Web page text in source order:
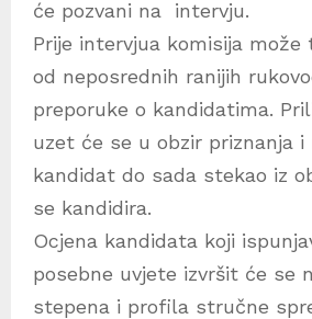
će pozvani na intervju.
Prije intervjua komisija
od neposrednih ranijih
preporuke o kandidatima.
uzet će se u obzir priznanja
kandidat do sada stekao iz
se kandidira.
Ocjena kandidata koji
posebne uvjete izvršit će se
stepena i profila stručne